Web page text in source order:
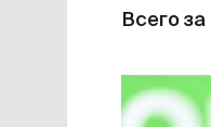
Всего